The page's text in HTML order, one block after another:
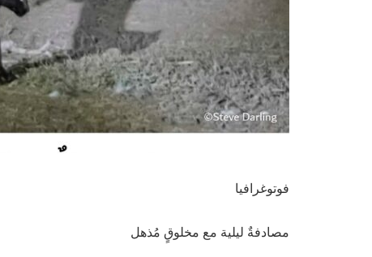
فوتوغرافيا
مصادفةٌ ليلية مع مخلوقٍ مُذهل